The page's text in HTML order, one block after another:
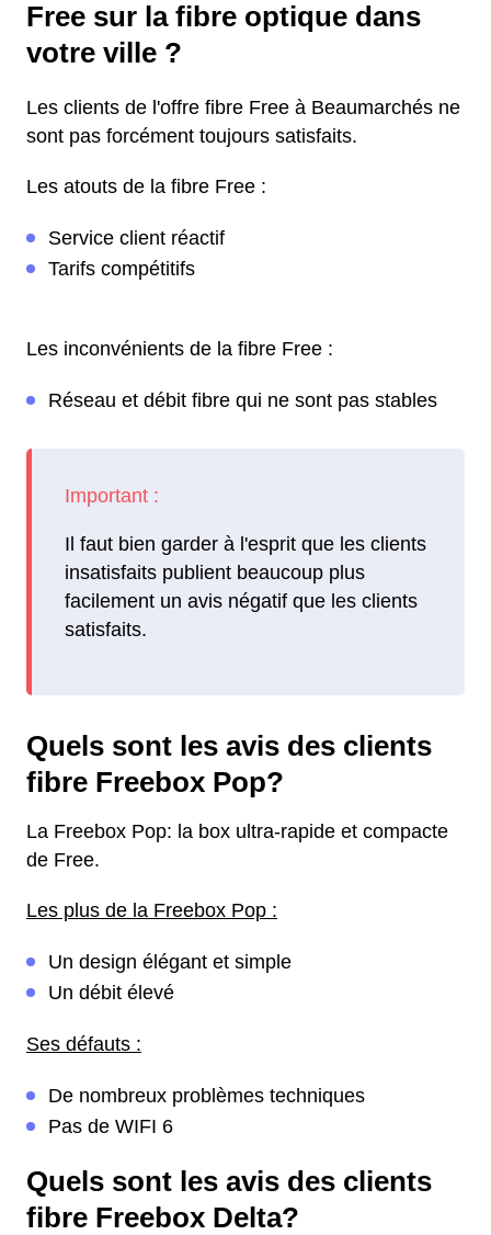
Free sur la fibre optique dans
votre ville ?
Les clients de l'offre fibre Free à Beaumarchés ne
sont pas forcément toujours satisfaits.
Les atouts de la fibre Free :
Service client réactif
Tarifs compétitifs
Les inconvénients de la fibre Free :
Réseau et débit fibre qui ne sont pas stables
Il faut bien garder à l'esprit que les clients
insatisfaits publient beaucoup plus
facilement un avis négatif que les clients
satisfaits.
Quels sont les avis des clients
fibre Freebox Pop?
La Freebox Pop: la box ultra-rapide et compacte
de Free.
Les plus de la Freebox Pop :
Un design élégant et simple
Un débit élevé
Ses défauts :
De nombreux problèmes techniques
Pas de WIFI 6
Quels sont les avis des clients
fibre Freebox Delta?